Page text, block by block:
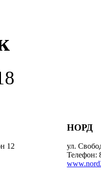
12
НОРД
ул.
Телефон: